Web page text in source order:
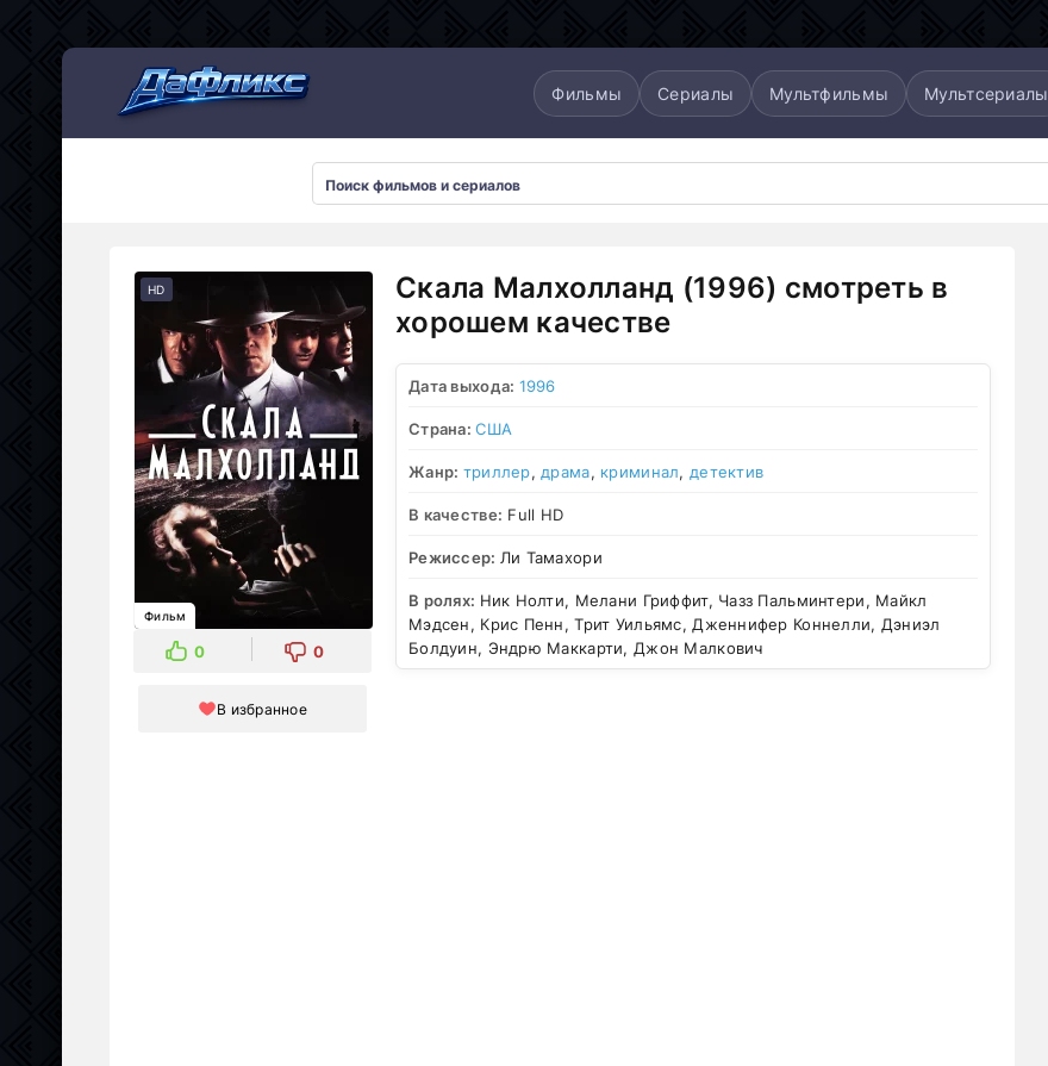
Фильмы Сериалы Мультфильмы Мультсериалы
HD
Фильм
0 0
В избранное
Скала Малхолланд (1996) смотреть в
хорошем качестве
Дата выхода: 1996
Страна:США
Жанр: триллер, драма, криминал, детектив
В качестве: Full HD
Режиссер: Ли Тамахори
В ролях: Ник Нолти, Мелани Гриффит, Чазз Пальминтери, Майкл
Мэдсен, Крис Пенн, Трит Уильямс, Дженнифер Коннелли, Дэниэл
Болдуин, Эндрю Маккарти, Джон Малкович
Мультсериалы